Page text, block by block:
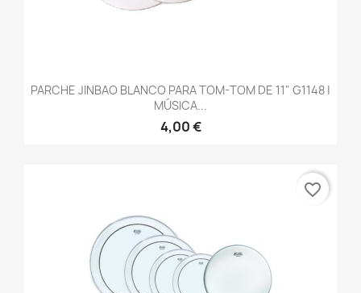
PARCHE JINBAO BLANCO PARA TOM-TOM DE 11" G1148 |
MÚSICA...
4,00 €
favorite_border